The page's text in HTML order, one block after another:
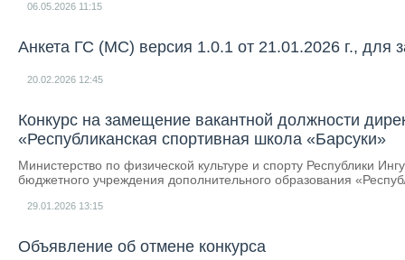
06.05.2026 11:15
Анкета ГС (МС) версия 1.0.1 от 21.01.2026 г., для
20.02.2026 12:45
Конкурс на замещение вакантной должности
«Республиканская спортивная школа «Барсуки»
Министерство по физической культуре и спорту Республики
бюджетного учреждения дополнительного образования
29.01.2026 13:15
Объявление об отмене конкурса